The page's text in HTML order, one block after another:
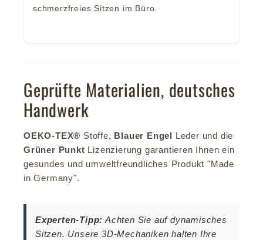
schmerzfreies Sitzen im Büro.
Geprüfte Materialien, deutsches
Handwerk
OEKO-TEX® Stoffe, Blauer Engel Leder und die
Grüner Punkt Lizenzierung garantieren Ihnen ein
gesundes und umweltfreundliches Produkt "Made
in Germany".
Experten-Tipp: Achten Sie auf dynamisches
Sitzen. Unsere 3D-Mechaniken halten Ihre